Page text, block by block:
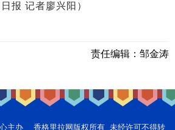
报 记者廖兴阳）
责任编辑： 邹金涛
主办 香格里拉网版权所有 未经许可不得转